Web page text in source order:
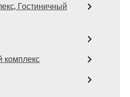
Гостиничный
комплекс